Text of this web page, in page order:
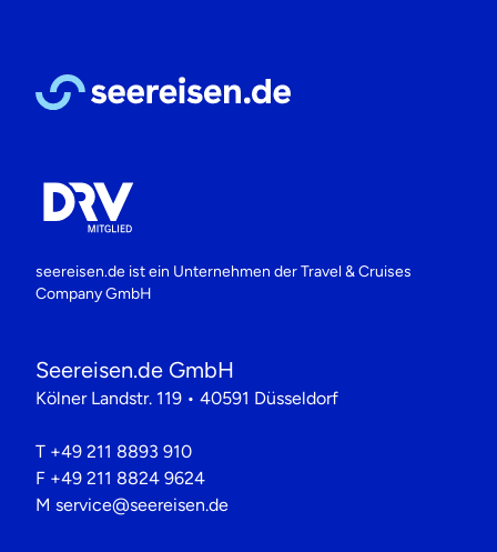
seereisen.de ist ein Unternehmen derTravel & Cruises
Company GmbH
Seereisen.de GmbH
Kölner Landstr. 119 • 40591 Düsseldorf
T +49 211 8893 910
F +49 211 8824 9624
M service@seereisen.de